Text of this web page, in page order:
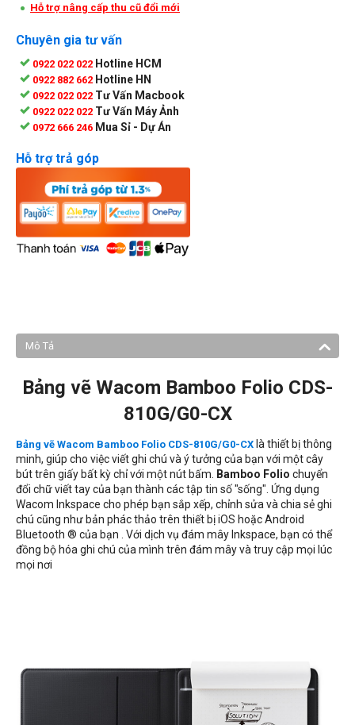
Hỗ trợ nâng cấp thu cũ đổi mới
Chuyên gia tư vấn
0922 022 022 Hotline HCM
0922 882 662 Hotline HN
0922 022 022 Tư Vấn Macbook
0922 022 022 Tư Vấn Máy Ảnh
0972 666 246 Mua Sỉ - Dự Án
Hỗ trợ trả góp
Mô Tả
Bảng vẽ Wacom Bamboo Folio CDS-
810G/G0-CX
Bảng vẽ Wacom Bamboo Folio CDS-810G/G0-CX là thiết bị thông
minh, giúp cho việc viết ghi chú và ý tưởng của bạn với một cây
bút trên giấy bất kỳ chỉ với một nút bấm.
Bamboo Folio chuyển
đổi chữ viết tay của bạn thành các tập tin số "sống". Ứng dụng
Wacom Inkspace cho phép bạn sắp xếp, chỉnh sửa và chia sẻ ghi
chú cũng như bản phác thảo trên thiết bị iOS hoặc Android
Bluetooth ® của bạn . Với dịch vụ đám mây Inkspace, bạn có thể
đồng bộ hóa ghi chú của mình trên đám mây và truy cập mọi lúc
mọi nơi